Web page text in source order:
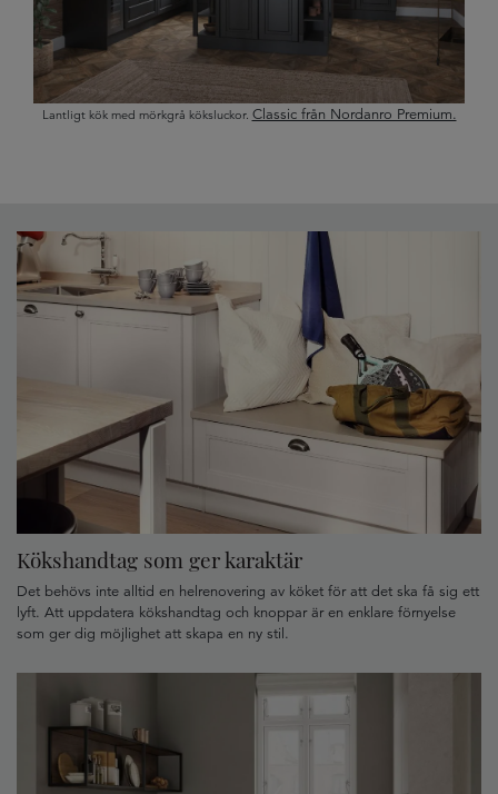
Lantligt kök med mörkgrå köksluckor. Classic från Nordanro Premium.
Kökshandtag som ger karaktär
Det behövs inte alltid en helrenovering av köket för att det ska få sig ett
lyft. Att uppdatera kökshandtag och knoppar är en enklare förnyelse
som ger dig möjlighet att skapa en ny stil.